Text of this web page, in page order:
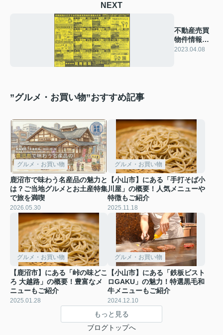
NEXT
不動産売買
物件情報
2023年4月
2023.04.08
”グルメ・お買い物”おすすめ記事
グルメ・お買い物
鹿沼市で味わう名産品の魅力と
は？ご当地グルメとお土産特集
で旅を満喫
2026.05.30
グルメ・お買い物
【小山市】にある「手打そば小
川屋」の概要！人気メニューや
特徴もご紹介
2025.11.18
グルメ・お買い物
【鹿沼市】にある「峠の味どこ
ろ 大越路」の概要！豊富なメ
ニューもご紹介
2025.01.28
グルメ・お買い物
【小山市】にある「鉄板ビスト
ロGAKU」の魅力！特選黒毛和
牛メニューもご紹介
2024.12.10
もっと見る
ブログトップへ